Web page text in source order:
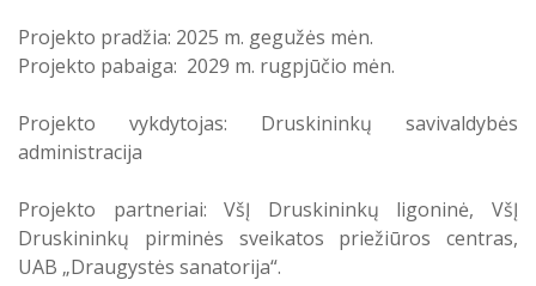
Projekto pradžia: 2025 m. gegužės mėn.
Projekto pabaiga: 2029 m. rugpjūčio mėn.
Projekto vykdytojas: Druskininkų savivaldybės
administracija
Projekto partneriai: VšĮ Druskininkų ligoninė, VšĮ
Druskininkų pirminės sveikatos priežiūros centras,
UAB „Draugystės sanatorija“.